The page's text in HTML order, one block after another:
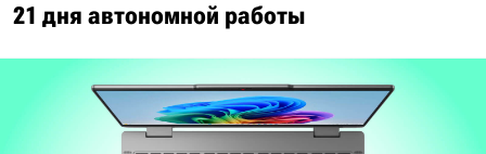
21 дня автономной работы